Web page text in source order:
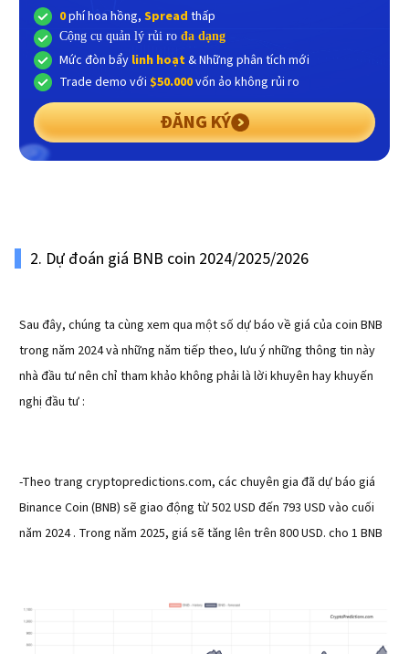
0phí hoa hồng, Spread thấp
Cộng cụ quản lý rủi ro đa dạng
Mức đòn bẩy linh hoạt & Những phân tích mới
Trade demo với $50.000vốn ảo không rủi ro
ĐĂNG KÝ
2. Dự đoán giá BNB coin 2024/2025/2026
Sau đây, chúng ta cùng xem qua một số dự báo về giá của coin BNB
trong năm 2024 và những năm tiếp theo, lưu ý những thông tin này
nhà đầu tư nên chỉ tham khảo không phải là lời khuyên hay khuyến
nghị đầu tư :
-Theo trang cryptopredictions.com, các chuyên gia đã dự báo giá
Binance Coin (BNB) sẽ giao động từ 502 USD đến 793 USD vào cuối
năm 2024 . Trong năm 2025, giá sẽ tăng lên trên 800 USD. cho 1 BNB